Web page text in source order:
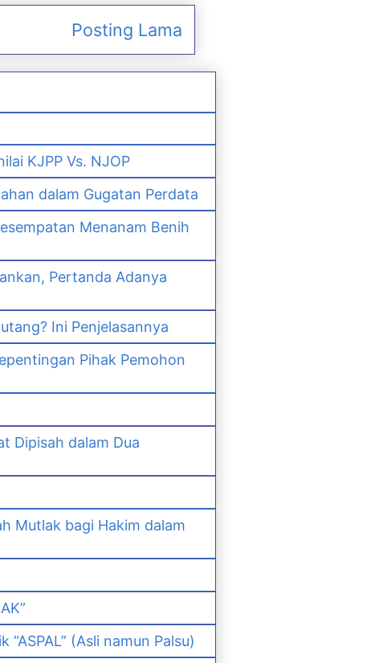
Posting Lama
KJPP Vs. NJOP
dalam Gugatan Perdata
Menanam Benih
Pertanda Adanya
Ini Penjelasannya
Pihak Pemohon
Dipisah dalam Dua
Mutlak bagi Hakim dalam
(Asli namun Palsu)